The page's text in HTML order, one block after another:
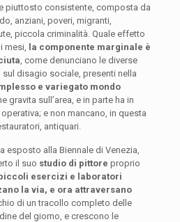
piuttosto consistente, composta da
anziani, poveri, migranti,
piccola criminalità. Quale effetto
mesi, la componente marginale è
, come denunciano le diverse
disagio sociale, presenti nella
e variegato mondo
gravita sull’area, e in parte ha in
e non mancano, in questa
antiquari.
esposto alla Biennale di Venezia,
il suo studio di pittore proprio
esercizi e laboratori
la via, e ora attraversano
di un tracollo completo delle
del giorno, e crescono le